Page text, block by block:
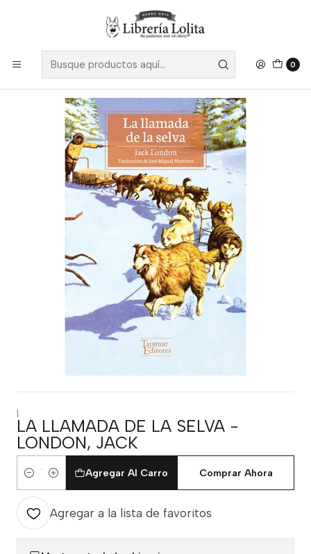
0
Despacho a todo Chile
|
LA LLAMADA DE LA SELVA -
LONDON, JACK
Cantidad
Agregar Al Carro Comprar Ahora
Agregar a la lista de favoritos